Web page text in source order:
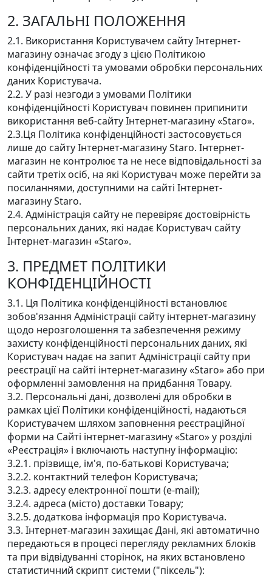
2. ЗАГАЛЬНІ ПОЛОЖЕННЯ
2.1. Використання Користувачем сайту Інтернет-
магазину означає згоду з цією Політикою
конфіденційності та умовами обробки персональних
даних Користувача.
2.2. У разі незгоди з умовами Політики
конфіденційності Користувач повинен припинити
використання веб-сайту Інтернет-магазину «Staro».
2.3.Ця Політика конфіденційності застосовується
лише до сайту Інтернет-магазину Staro. Інтернет-
магазин не контролює та не несе відповідальності за
сайти третіх осіб, на які Користувач може перейти за
посиланнями, доступними на сайті Інтернет-
магазину Staro.
2.4. Адміністрація сайту не перевіряє достовірність
персональних даних, які надає Користувач сайту
Інтернет-магазин «Staro».
3. ПРЕДМЕТ ПОЛІТИКИ
КОНФІДЕНЦІЙНОСТІ
3.1. Ця Політика конфіденційності встановлює
зобов'язання Адміністрації сайту інтернет-магазину
щодо нерозголошення та забезпечення режиму
захисту конфіденційності персональних даних, які
Користувач надає на запит Адміністрації сайту при
реєстрації на сайті інтернет-магазину «Staro» або при
оформленні замовлення на придбання Товару.
3.2. Персональні дані, дозволені для обробки в
рамках цієї Політики конфіденційності, надаються
Користувачем шляхом заповнення реєстраційної
форми на Сайті інтернет-магазину «Staro» у розділі
«Реєстрація» і включають наступну інформацію:
3.2.1. прізвище, ім'я, по-батькові Користувача;
3.2.2. контактний телефон Користувача;
3.2.3. адресу електронної пошти (e-mail);
3.2.4. адреса (місто) доставки Товару;
3.2.5. додаткова інформація про Користувача.
3.3. Інтернет-магазин захищає Дані, які автоматично
передаються в процесі перегляду рекламних блоків
та при відвідуванні сторінок, на яких встановлено
статистичний скрипт системи ("піксель"):